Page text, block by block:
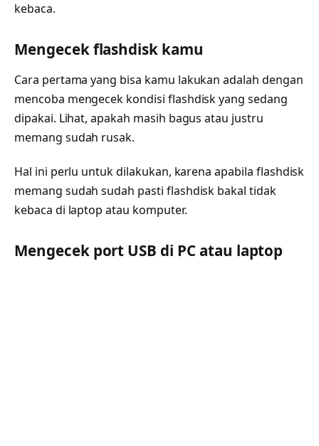
kebaca.
Mengecek flashdisk kamu
Cara pertama yang bisa kamu lakukan adalah dengan
mencoba mengecek kondisi flashdisk yang sedang
dipakai. Lihat, apakah masih bagus atau justru
memang sudah rusak.
Hal ini perlu untuk dilakukan, karena apabila flashdisk
memang sudah sudah pasti flashdisk bakal tidak
kebaca di laptop atau komputer.
Mengecek port USB di PC atau laptop